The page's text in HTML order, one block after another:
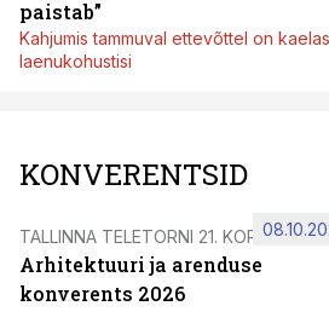
paistab”
Kahjumis tammuval ettevõttel on
laenukohustisi
KONVERENTSID
TALLINNA TELETORNI 21. KORRUSEL
Arhitektuuri ja arenduse
konverents 2026